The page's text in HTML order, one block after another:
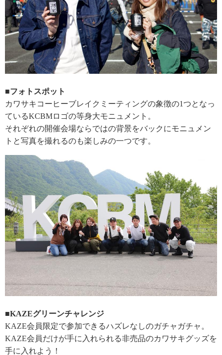
■フォトスポット
カワサキコーヒーブレイクミーティングの象徴の1つとなっ
ているKCBMロゴの等身大モニュメント。
それぞれの開催会場ならではの背景をバックにモニュメン
トと写真を撮れるのも楽しみの一つです。
■KAZEグリーンチャレンジ
KAZE会員限定で参加できるハズレなしのガチャガチャ。
KAZE会員だけが手に入れられる非売品のカワサキグッズを
手に入れよう！